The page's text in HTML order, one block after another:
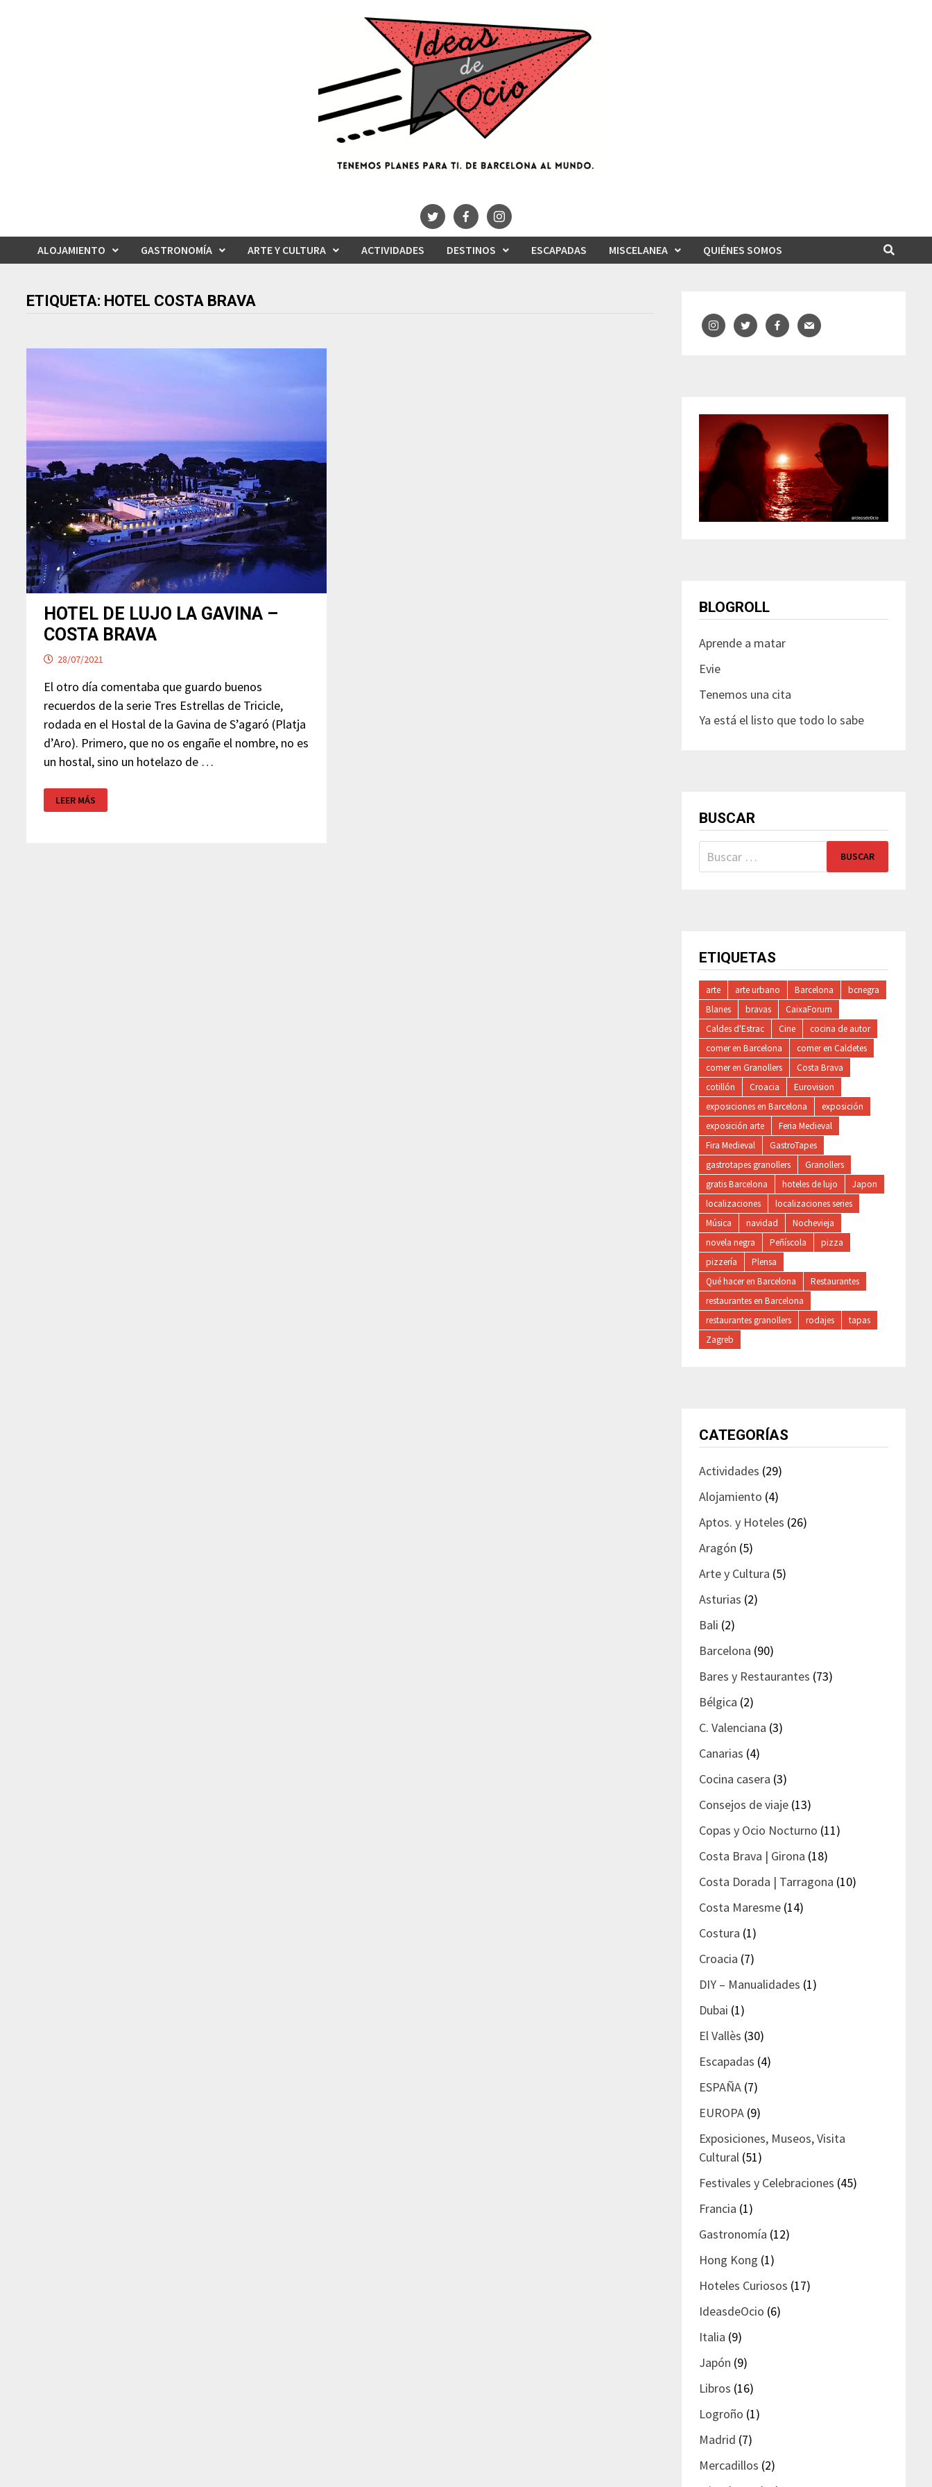
ALOJAMIENTO GASTRONOMÍA ARTE Y CULTURA ACTIVIDADES DESTINOS ESCAPADAS MISCELANEA QUIÉNES SOMOS
ETIQUETA: HOTEL COSTA BRAVA
HOTEL DE LUJO LA GAVINA –
COSTA BRAVA
28/07/2021
El otro día comentaba que guardo buenos
recuerdos de la serie Tres Estrellas de Tricicle,
rodada en el Hostal de la Gavina de S’agaró (Platja
d’Aro). Primero, que no os engañe el nombre, no es
un hostal, sino un hotelazo de …
DE
LUJO
LEER MÁS
BLOGROLL
Aprende a matar
Evie
Tenemos una cita
Ya está el listo que todo lo sabe
BUSCAR
Buscar:
ETIQUETAS
arte arte urbano Barcelona
bcnegra
Blanes
bravas
CaixaForum
Caldes d'Estrac
Cine
cocina de autor
comer en Barcelona
comer en Caldetes
comer en Granollers
Costa Brava
cotillón
Croacia
Eurovision
exposiciones en Barcelona
exposición
exposición arte
Feria Medieval
Fira Medieval
GastroTapes
gastrotapes granollers
Granollers
gratis Barcelona
hoteles de lujo
Japon
localizaciones
localizaciones series
Música
navidad
Nochevieja
novela negra
Peñíscola
pizza
pizzería
Plensa
Qué hacer en Barcelona
Restaurantes
restaurantes en Barcelona
restaurantes granollers
rodajes
tapas
Zagreb
CATEGORÍAS
Actividades (29)
Alojamiento (4)
Aptos. y Hoteles (26)
Aragón (5)
Arte y Cultura (5)
Asturias (2)
Bali (2)
Barcelona (90)
Bares y Restaurantes (73)
Bélgica (2)
C. Valenciana (3)
Canarias (4)
Cocina casera (3)
Consejos de viaje (13)
Copas y Ocio Nocturno (11)
Costa Brava | Girona (18)
Costa Dorada | Tarragona (10)
Costa Maresme (14)
Costura (1)
Croacia (7)
DIY – Manualidades (1)
Dubai (1)
El Vallès (30)
Escapadas (4)
ESPAÑA (7)
EUROPA (9)
Exposiciones, Museos, Visita
Cultural (51)
Festivales y Celebraciones (45)
Francia (1)
Gastronomía (12)
Hong Kong (1)
Hoteles Curiosos (17)
IdeasdeOcio (6)
Italia (9)
Japón (9)
Libros (16)
Logroño (1)
Madrid (7)
Mercadillos (2)